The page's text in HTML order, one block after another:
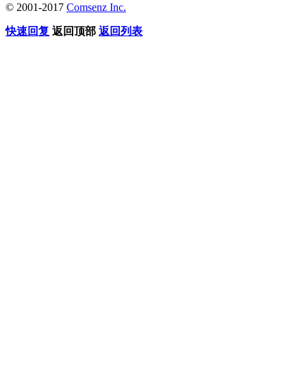
© 2001-2017 Comsenz Inc.
快速回复 返回顶部 返回列表